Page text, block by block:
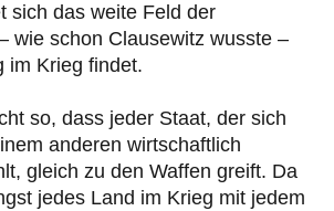
sich das weite Feld der
wie schon Clausewitz wusste –
im Krieg findet.
so, dass jeder Staat, der sich
anderen wirt­schaft­lich
gleich zu den Waffen greift. Da
jedes Land im Krieg mit jedem